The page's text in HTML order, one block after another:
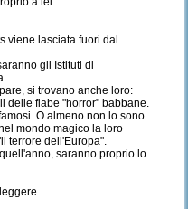
viene lasciata fuori dal
gli Istituti di
si trovano anche loro:
delle fiabe "horror" babbane.
O almeno non lo sono
mondo magico la loro
terrore dell'Europa".
saranno proprio lo